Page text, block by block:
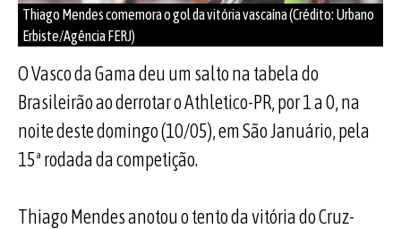
Thiago Mendes comemora o gol da vitória vascaína (Crédito: Urbano
Erbiste/Agência FERJ)
O Vasco da Gama deu um salto na tabela do
Brasileirão ao derrotar o Athletico-PR, por 1 a 0, na
noite deste domingo (10/05), em São Januário, pela
15ª rodada da competição.
Thiago Mendes anotou o tento da vitória do Cruz-